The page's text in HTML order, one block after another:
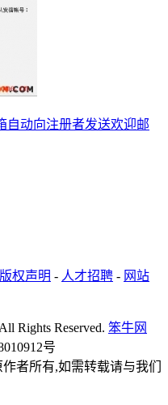
自动向注册者发送欢迎邮
版权声明 - 人才招聘 - 网站
Rights Reserved. 笨牛网
号
者所有,如需转载请与我们